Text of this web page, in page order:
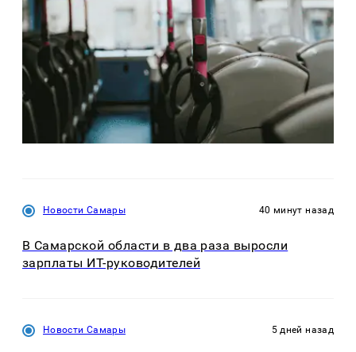
Новости Самары 40 минут назад
В Самарской области в два раза выросли
зарплаты ИТ-руководителей
Новости Самары 5 дней назад